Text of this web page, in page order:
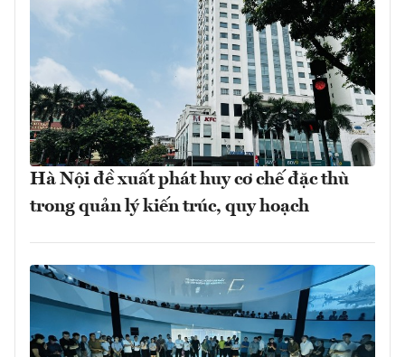
Hà Nội đề xuất phát huy cơ chế đặc thù
trong quản lý kiến trúc, quy hoạch